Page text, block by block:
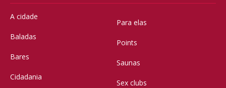
A cidade
Baladas
Bares
Cidadania
Para elas
Points
Saunas
Sex clubs